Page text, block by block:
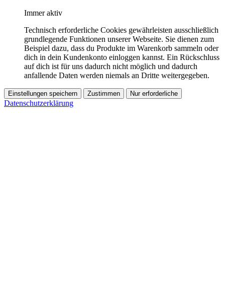
Immer aktiv
Technisch erforderliche Cookies gewährleisten ausschließlich
grundlegende Funktionen unserer Webseite. Sie dienen zum
Beispiel dazu, dass du Produkte im Warenkorb sammeln oder
dich in dein Kundenkonto einloggen kannst. Ein Rückschluss
auf dich ist für uns dadurch nicht möglich und dadurch
anfallende Daten werden niemals an Dritte weitergegeben.
Einstellungen speichern Zustimmen Nur erforderliche
Datenschutzerklärung